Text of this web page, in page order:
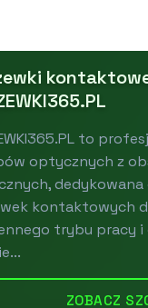
to
optycznych z
kontaktowych
trybu pracy i
ZOBACZ